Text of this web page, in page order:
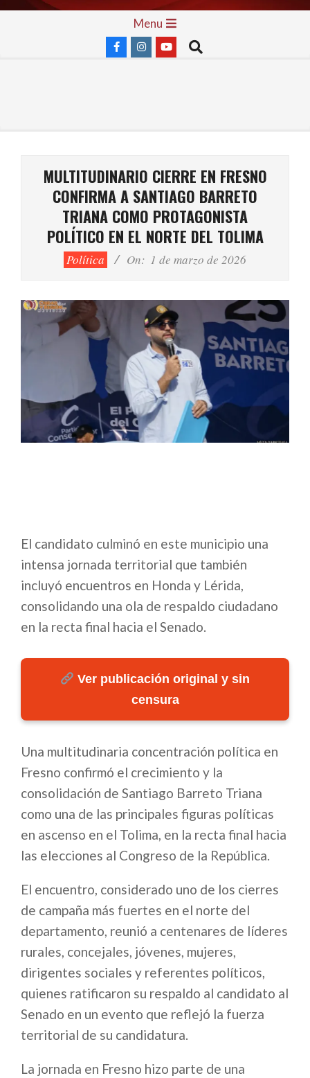
Skip
Menu
Search
MULTITUDINARIO CIERRE EN FRESNO
CONFIRMA A SANTIAGO BARRETO
TRIANA COMO PROTAGONISTA
POLÍTICO EN EL NORTE DEL TOLIMA
Política On: 1 de marzo de 2026
El candidato culminó en este municipio una
intensa jornada territorial que también
incluyó encuentros en Honda y Lérida,
consolidando una ola de respaldo ciudadano
en la recta final hacia el Senado.
Ver publicación original y sin
censura
Una multitudinaria concentración política en
Fresno confirmó el crecimiento y la
consolidación de Santiago Barreto Triana
como una de las principales figuras políticas
en ascenso en el Tolima, en la recta final hacia
las elecciones al Congreso de la República.
El encuentro, considerado uno de los cierres
de campaña más fuertes en el norte del
departamento, reunió a centenares de líderes
rurales, concejales, jóvenes, mujeres,
dirigentes sociales y referentes políticos,
quienes ratificaron su respaldo al candidato al
Senado en un evento que reflejó la fuerza
territorial de su candidatura.
La jornada en Fresno hizo parte de una